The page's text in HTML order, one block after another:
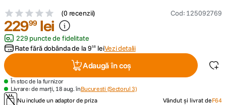
5. canon sx740 hs
6. lavaliera
card memorie
8. dji mic mini
(0 recenzii) Cod: 125092769
22999 lei
229 puncte de fidelitate
Rate fără dobânda de la958 leiVezi detalii
Adaugă în coș
În stoc de la furnizor
Livrare: de marți, 18 aug. înBucuresti (Sectorul 3)
Nu include un adaptor de priza
Vândut și livrat deF64